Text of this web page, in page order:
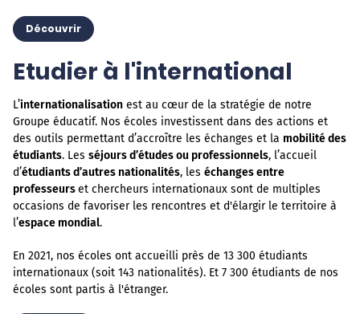
Découvrir
Etudier à l'international
L’internationalisation est au cœur de la stratégie de notre
Groupe éducatif. Nos écoles investissent dans des actions et
des outils permettant d’accroître les échanges et la mobilité des
étudiants. Les séjours d’études ou professionnels, l’accueil
d’étudiants d’autres nationalités, les échanges entre
professeurset chercheurs internationaux sont de multiples
occasions de favoriser les rencontres et d'élargir le territoire à
l’espace mondial.
En 2021, nos écoles ont accueilli près de 13 300 étudiants
internationaux (soit 143 nationalités). Et 7 300 étudiants de nos
écoles sont partis à l'étranger.